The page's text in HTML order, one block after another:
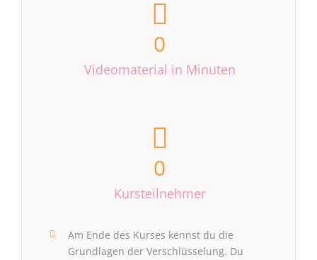
0
Videomaterial in Minuten
0
Kursteilnehmer
Am Ende des Kurses kennst du die
Grundlagen der Verschlüsselung. Du